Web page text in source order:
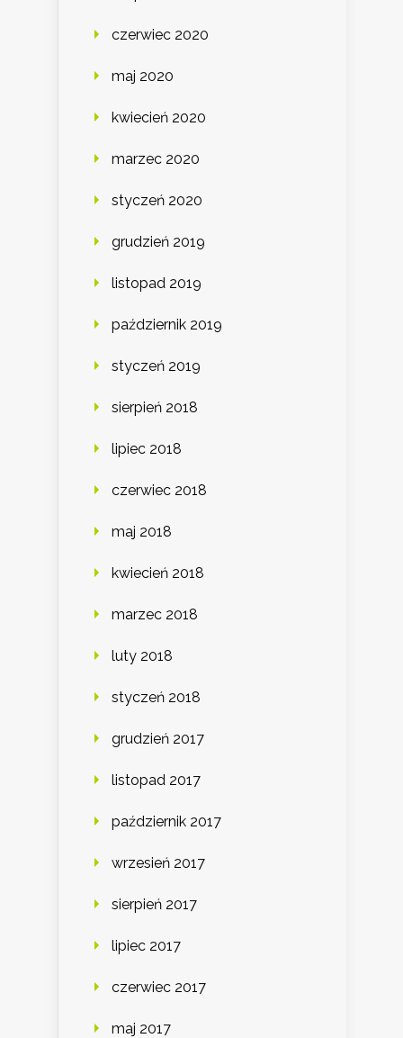
czerwiec 2020
maj 2020
kwiecień 2020
marzec 2020
styczeń 2020
grudzień 2019
listopad 2019
październik 2019
styczeń 2019
sierpień 2018
lipiec 2018
czerwiec 2018
maj 2018
kwiecień 2018
marzec 2018
luty 2018
styczeń 2018
grudzień 2017
listopad 2017
październik 2017
wrzesień 2017
sierpień 2017
lipiec 2017
czerwiec 2017
maj 2017